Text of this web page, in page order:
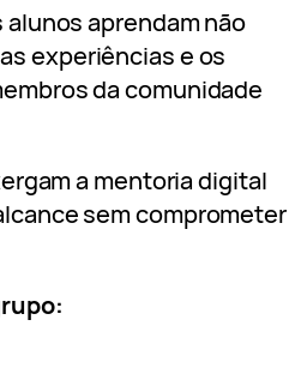
aprendam não
experiências e os
da comunidade
a mentoria digital
sem comprometer